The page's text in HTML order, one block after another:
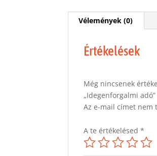
Vélemények (0)
Értékelések
Még nincsenek
„Idegenforgalmi
Az e-mail címet nem
A te értékelésed*